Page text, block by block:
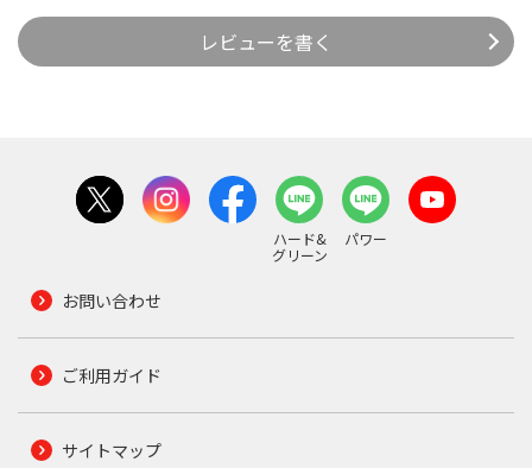
レビューを書く
ハード&
グリーン
パワー
お問い合わせ
ご利用ガイド
サイトマップ